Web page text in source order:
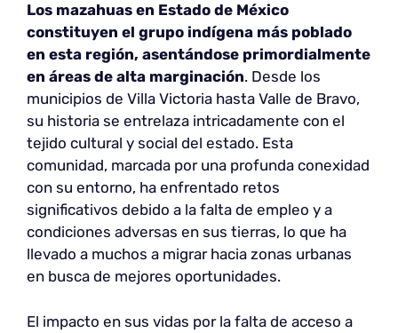
Los mazahuas en Estado de México
constituyen el grupo indígena más poblado
en esta región, asentándose primordialmente
en áreas de alta marginación. Desde los
municipios de Villa Victoria hasta Valle de Bravo,
su historia se entrelaza intricadamente con el
tejido cultural y social del estado. Esta
comunidad, marcada por una profunda conexidad
con su entorno, ha enfrentado retos
significativos debido a la falta de empleo y a
condiciones adversas en sus tierras, lo que ha
llevado a muchos a migrar hacia zonas urbanas
en busca de mejores oportunidades.
El impacto en sus vidas por la falta de acceso a